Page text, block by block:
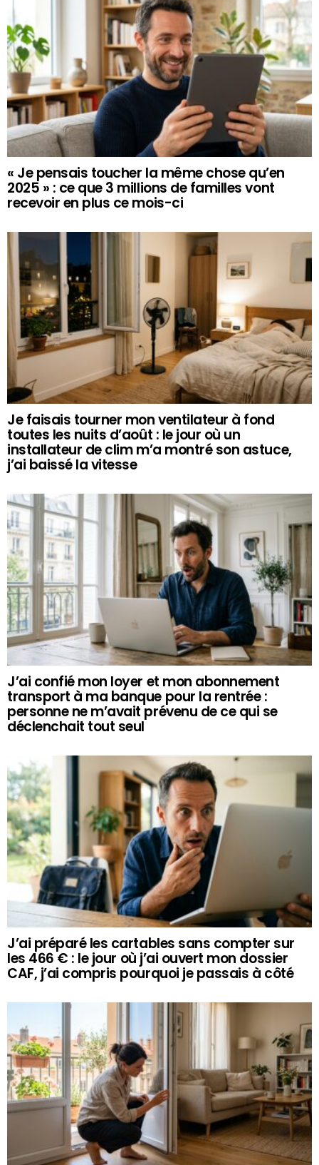
« Je pensais toucher la même chose qu’en
2025 » : ce que 3 millions de familles vont
recevoir en plus ce mois-ci
Je faisais tourner mon ventilateur à fond
toutes les nuits d’août : le jour où un
installateur de clim m’a montré son astuce,
j’ai baissé la vitesse
J’ai confié mon loyer et mon abonnement
transport à ma banque pour la rentrée :
personne ne m’avait prévenu de ce qui se
déclenchait tout seul
J’ai préparé les cartables sans compter sur
les 466 € : le jour où j’ai ouvert mon dossier
CAF, j’ai compris pourquoi je passais à côté